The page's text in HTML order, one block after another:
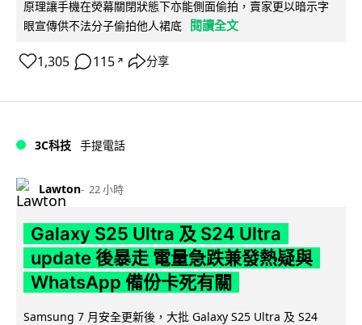
原理讓手機在熒幕關閉狀態下亦能側面偷拍，賣家更以暗示字
眼宣傳供不法分子偷拍他人裙底 閱讀全文
1,305 115 ↗ 分享
3C科技 手提電話
Lawton 22 小時
Galaxy S25 Ultra 及 S24 Ultra
update 後暴走 電量急跌兼發熱疑與
WhatsApp 備份卡死有關
Samsung 7 月安全更新後，大批 Galaxy S25 Ultra 及 S24